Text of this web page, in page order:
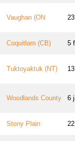
Vaughan (ON
Coquitlam (CB) 5
Tuktoyaktuk (NT)
Woodlands County 6
Stony Plain